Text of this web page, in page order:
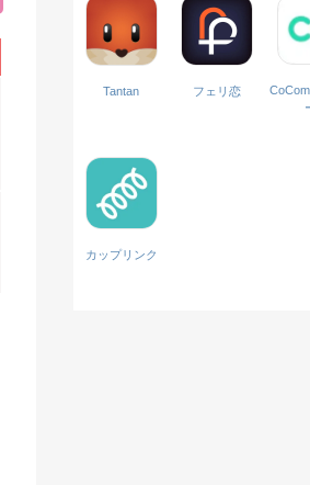
Tantan フェリ恋
カップリンク